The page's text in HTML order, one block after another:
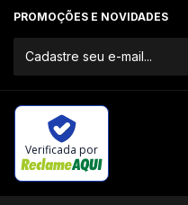
PROMOÇÕES E NOVIDADES
Verificada por